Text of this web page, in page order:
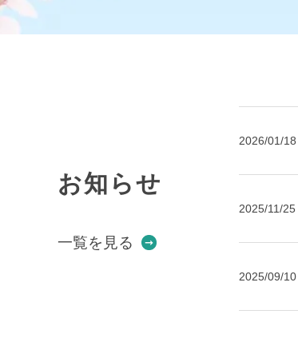
お知らせ
一覧を見る
2026/01/18
2025/11/25
2025/09/10